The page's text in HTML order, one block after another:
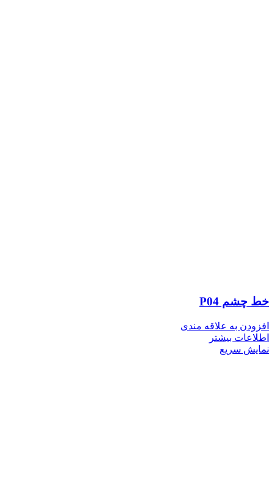
خط چشم P04
افزودن به علاقه مندی
اطلاعات بیشتر
نمایش سریع